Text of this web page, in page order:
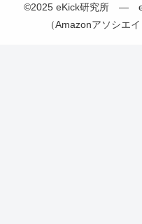
©2025 eKick研究所 —
（Amazonアソシエ